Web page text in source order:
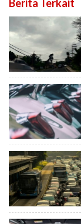
Berita Terkait